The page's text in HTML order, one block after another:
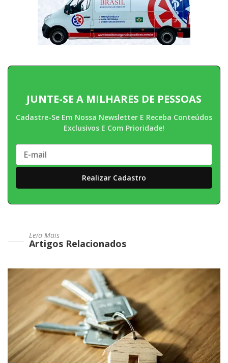
JUNTE-SE A MILHARES DE PESSOAS
Cadastre-Se Em Nossa Newsletter E Receba Conteúdos
Exclusivos E Com Prioridade!
Leia Mais
Artigos Relacionados